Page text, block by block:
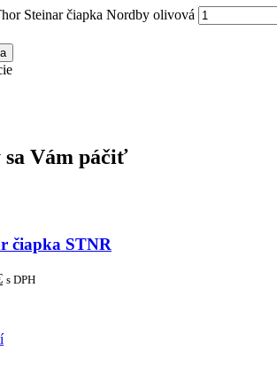
Steinar čiapka Nordby olivová
Vám páčiť
čiapka STNR
s DPH